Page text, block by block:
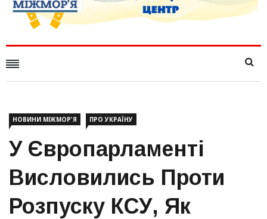
НОВИНИ МІЖМОР'Я ПРО УКРАЇНУ
У Європарламенті
Висловились Проти
Розпуску КСУ, Як